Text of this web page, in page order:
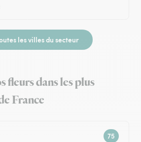
les villes du secteur
fleurs dans les plus
France